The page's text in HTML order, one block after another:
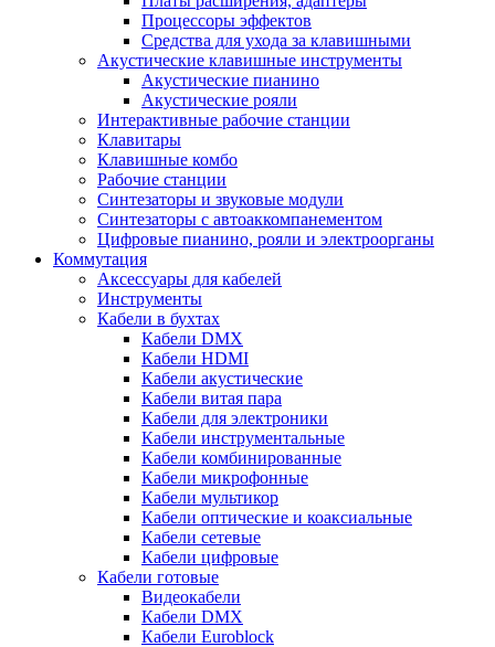
Процессоры эффектов
Средства для ухода за клавишными
Акустические клавишные инструменты
Акустические пианино
Акустические рояли
Интерактивные рабочие станции
Клавитары
Клавишные комбо
Рабочие станции
Синтезаторы и звуковые модули
Синтезаторы с автоаккомпанементом
Цифровые пианино, рояли и электроорганы
Коммутация
Аксессуары для кабелей
Инструменты
Кабели в бухтах
Кабели DMX
Кабели HDMI
Кабели акустические
Кабели витая пара
Кабели для электроники
Кабели инструментальные
Кабели комбинированные
Кабели микрофонные
Кабели мультикор
Кабели оптические и коаксиальные
Кабели сетевые
Кабели цифровые
Кабели готовые
Видеокабели
Кабели DMX
Кабели Euroblock